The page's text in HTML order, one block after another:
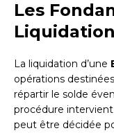
Les
Liquidation
La liquidation d’une
opérations
répartir le solde
procédure intervient
peut être décidée